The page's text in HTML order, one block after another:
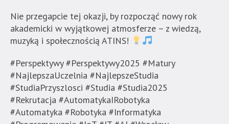
które
znajduje
pod
wiadomością.
Strona
nie
Nie przegapcie tej okazji, by rozpocząć nowy rok
akademicki w wyjątkowej atmosferze – z wiedzą,
muzyką i społecznością ATINS!
#Perspektywy #Perspektywy2025 #Matury
#NajlepszaUczelnia #NajlepszeStudia
#StudiaPrzyszlosci #Studia #Studia2025
#Rekrutacja #AutomatykaIRobotyka
#Automatyka #Robotyka #Informatyka